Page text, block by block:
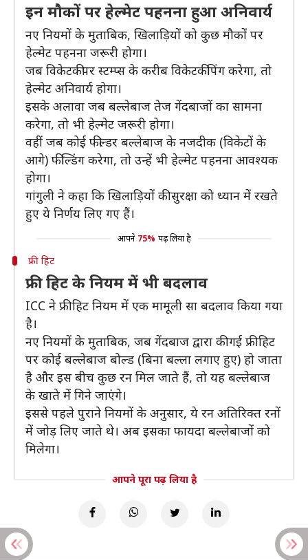
इन मौकों पर हेल्मेट पहनना हुआ अनिवार्य
नए नियमों के मुताबिक, खिलाड़ियों को कुछ मौकों पर
हेल्मेट पहनना जरूरी होगा।
जब विकेटकीपर स्टम्प्स के करीब विकेटकीपिंग करेगा, तो
हेल्मेट अनिवार्य होगा।
इसके अलावा जब बल्लेबाज तेज गेंदबाजों का सामना
करेगा, तो भी हेल्मेट जरूरी होगा।
वहीं जब कोई फील्डर बल्लेबाज के नजदीक (विकेटों के
आगे) फील्डिंग करेगा, तो उन्हें भी हेल्मेट पहनना आवश्यक
होगा।
गांगुली ने कहा कि खिलाड़ियों की सुरक्षा को ध्यान में रखते
हुए ये निर्णय लिए गए हैं।
आपने 75% पढ़ लिया है
फ्री हिट
फ्री हिट के नियम में भी बदलाव
ICC ने फ्री हिट नियम में एक मामूली सा बदलाव किया गया
है।
नए नियमों के मुताबिक, जब गेंदबाज द्वारा की गई फ्री हिट
पर कोई बल्लेबाज बोल्ड (बिना बल्ला लगाए हुए) हो जाता
है और इस बीच कुछ रन मिल जाते हैं, तो यह बल्लेबाज
के खाते में गिने जाएंगे।
इससे पहले पुराने नियमों के अनुसार, ये रन अतिरिक्त रनों
में जोड़ लिए जाते थे। अब इसका फायदा बल्लेबाजों को
मिलेगा।
आपने पूरा पढ़ लिया है